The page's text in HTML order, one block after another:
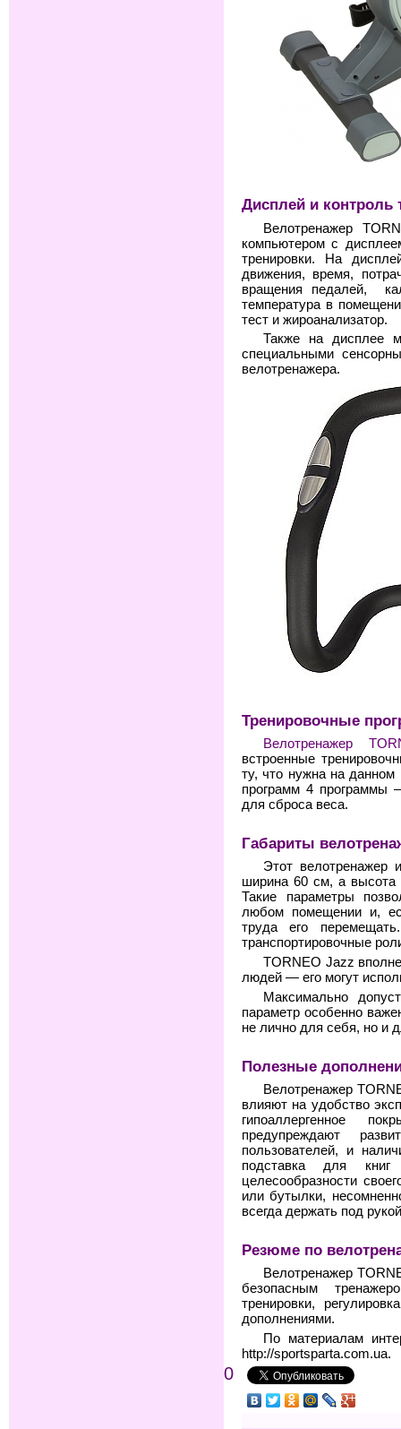
Дисплей и контроль
Велотренажер
компьютером с
тренировки. На
движения, время,
вращения педалей,
температура в
тест и жироанализатор.
Также на дисплее
специальными
велотренажера.
Тренировочные
Велотренажер
встроенные
ту, что нужна на данном
программ 4 программы
для сброса веса.
Габариты
Этот велотренажер
ширина 60 см, а высота
Такие параметры
любом помещении и,
труда его
транспортировочные
TORNEO Jazz
людей — его могут
Максимально
параметр особенно
не лично для себя, но и
Полезные
Велотренажер
влияют на удобство
гипоаллергенное
предупреждают
пользователей, и
подставка для
целесообразности
или бутылки,
всегда держать под
Резюме по
Велотренажер
безопасным
тренировки,
дополнениями.
По материалам
http://sportsparta.com.ua.
0